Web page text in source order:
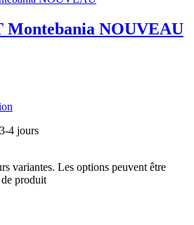
Montebania NOUVEAU
3-4 jours
variantes. Les options peuvent être
produit